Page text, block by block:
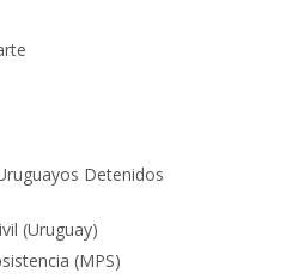
Detenidos
(Uruguay)
(MPS)